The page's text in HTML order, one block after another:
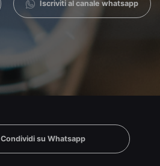
Iscriviti al canale whatsapp
Condividi su Whatsapp